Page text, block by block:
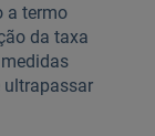
a termo
da taxa
ultrapassar